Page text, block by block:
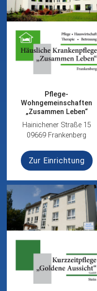
Pflege-
Wohngemeinschaften
„Zusammen Leben“
Hainichener Straße 15
09669 Frankenberg
Zur Einrichtung